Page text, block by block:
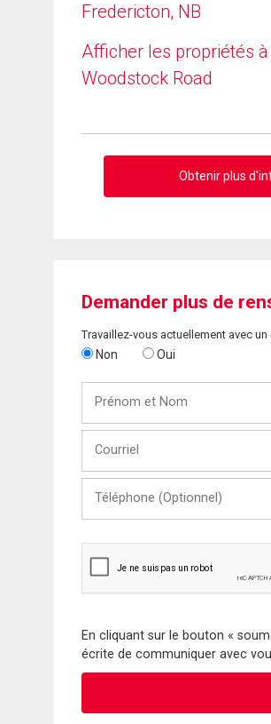
Fredericton, NB
Afficher les propriétés
Woodstock Road
Obtenir plus
Demander plus de
Travaillez-vous actuellement avec un
Non Oui
Nom
(Optionnel)
En cliquant sur le bouton «
écrite de communiquer avec